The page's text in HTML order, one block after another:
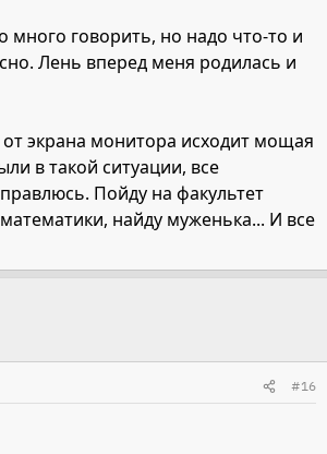
много говорить, но надо что-то и
Лень вперед меня родилась и
экрана монитора исходит мощая
в такой ситуации, все
Пойду на факультет
найду муженька... И все
#16